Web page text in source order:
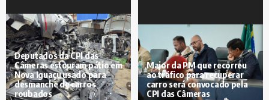
Deputados da CPI das
Câmeras estouram pátio em
Nova Iguaçu usado para
desmanche de carros
roubados
Major da PM que recorreu
ao tráfico para recuperar
carro será convocado pela
CPI das Câmeras